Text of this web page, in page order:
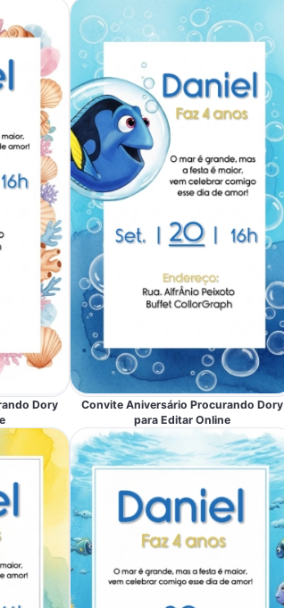
Dory
Convite Aniversário Procurando Dory
para Editar Online